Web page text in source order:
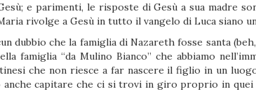
e parimenti, le risposte di Gesù a sua madre
rivolge a Gesù in tutto il vangelo di Luca siano
dubbio che la famiglia di Nazareth fosse santa
famiglia “da Mulino Bianco” che abbiamo
che non riesce a far nascere il figlio in un
capitare che ci si trovi in giro proprio in quei